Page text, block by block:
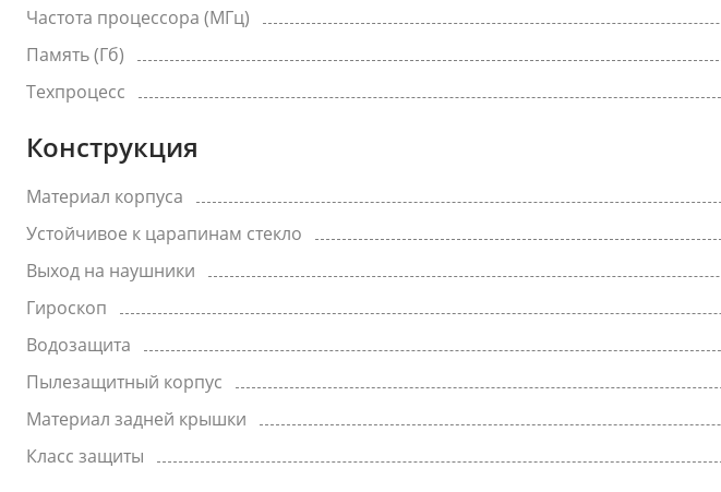
Частота процессора (МГц)
Память (Гб)
Техпроцесс
Конструкция
Материал корпуса
Устойчивое к царапинам стекло
Выход на наушники
Гироскоп
Водозащита
Пылезащитный корпус
Материал задней крышки
Класс защиты